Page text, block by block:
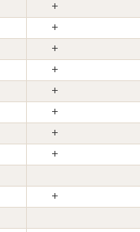
+
+
+
+
+
+
+
+
+